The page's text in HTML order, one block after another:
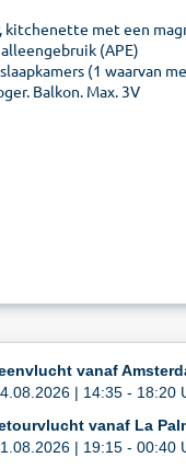
kitchenette met een
(APE)
(1 waarvan
Balkon. Max. 3V
vanaf
| 14:35 - 18:20
vanaf La
| 19:15 - 00:40